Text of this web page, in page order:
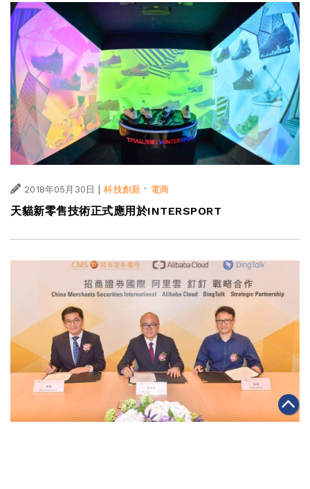
2018年05月30日 | 科技創新 · 電商
天貓新零售技術正式應用於INTERSPORT